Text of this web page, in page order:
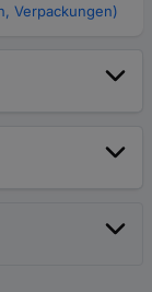
Verpackungen)